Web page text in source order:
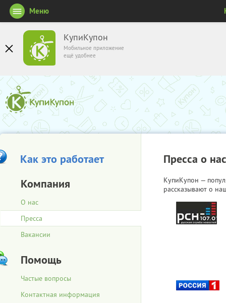
КупиКупон
Мобильное приложение
ещё удобнее
Меню
Как это работает
Компания
О нас
Пресса
Вакансии
Помощь
Частые вопросы
Контактная информация
Пресса о нас
КупиКупон —
рассказывают о